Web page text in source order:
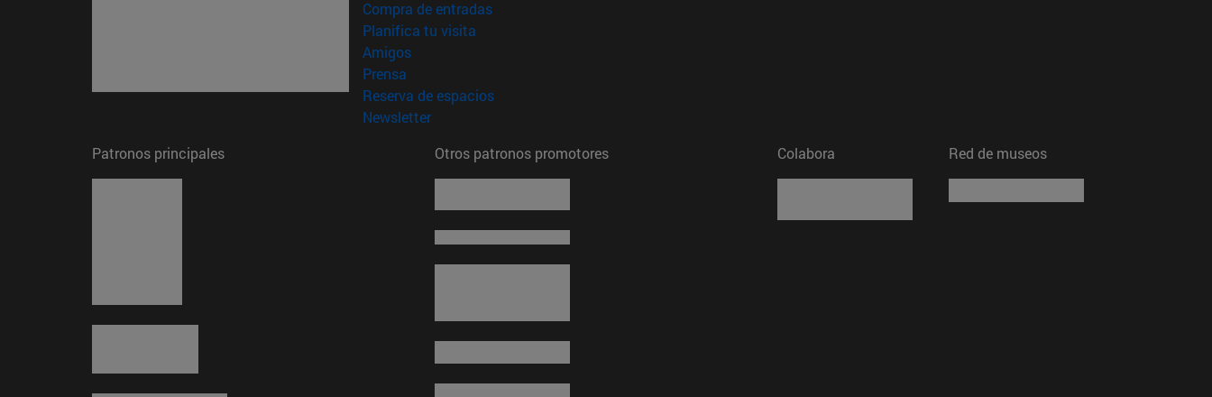
Compra de entradas(abre en nueva ventana)
Planifica tu visita
Amigos(abre en nueva ventana)
Prensa
Reserva de espacios(abre en nueva ventana)
Newsletter(abre en nueva ventana)
Patronos principales
Otros patronos promotores Colabora Red de museos